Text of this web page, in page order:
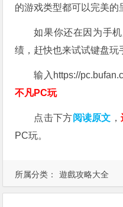
所属分类： 遊戲攻略大全
的游戏类型都可以完美的
如果你还在因为手
绩，赶快也来试试键盘玩
输入https://
不凡PC玩
点击下方阅读原文 ，
PC玩。